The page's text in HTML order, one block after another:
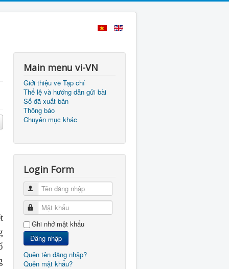
Main menu vi-VN
Giới thiệu về Tạp chí
Thể lệ và hướng dẫn gửi bài
Số đã xuất bản
Thông báo
Chuyên mục khác
Login Form
Tên đăng nhập
Mật khẩu
Ghi nhớ mật khẩu
Đăng nhập
Quên tên đăng nhập?
Quên mật khẩu?